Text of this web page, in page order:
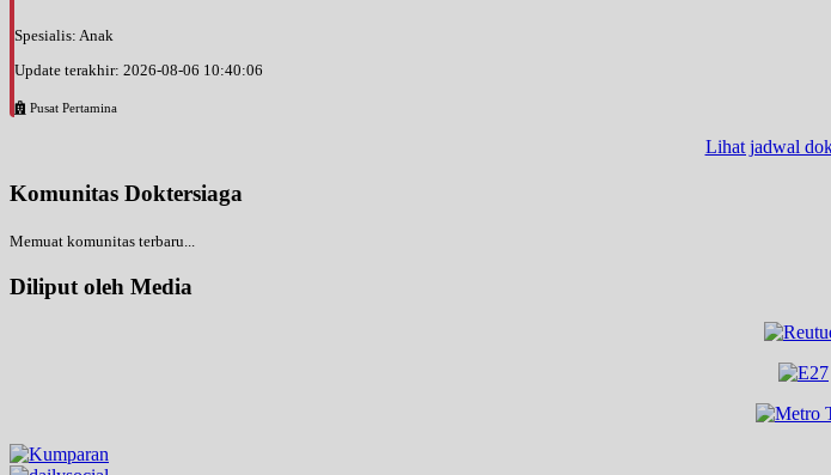
Spesialis: Anak
Update terakhir: 2026-08-06 10:40:06
Pusat Pertamina
Lihat jadwal
Komunitas Doktersiaga
Memuat komunitas terbaru...
Diliput oleh Media